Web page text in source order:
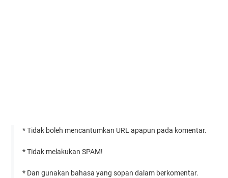
* Tidak boleh mencantumkan URL apapun pada komentar.
* Tidak melakukan SPAM!
* Dan gunakan bahasa yang sopan dalam berkomentar.